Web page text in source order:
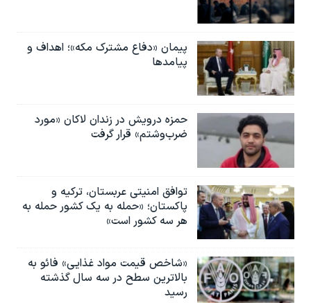
پیمان «دفاع مشترک مکه»؛ اهداف و
پیامدها
حمزه درویش در زندان لاکان «مورد
ضرب‌وشتم» قرار گرفت
توافق امنیتی عربستان، ترکیه و
پاکستان؛ «حمله به یک کشور حمله به
هر سه کشور است»
«شاخص قیمت مواد غذایی» فائو به
بالاترین سطح در سه سال گذشته
رسید